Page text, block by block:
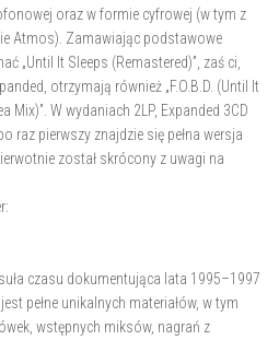
oraz w formie cyfrowej (w tym z
Atmos). Zamawiając podstawowe
„Until It Sleeps (Remastered)”, zaś ci,
otrzymają również „F.O.B.D. (Until It
Mix)”. W wydaniach 2LP, Expanded 3CD
raz pierwszy znajdzie się pełna wersja
został skrócony z uwagi na
czasu dokumentująca lata 1995–1997
pełne unikalnych materiałów, w tym
wstępnych miksów, nagrań z